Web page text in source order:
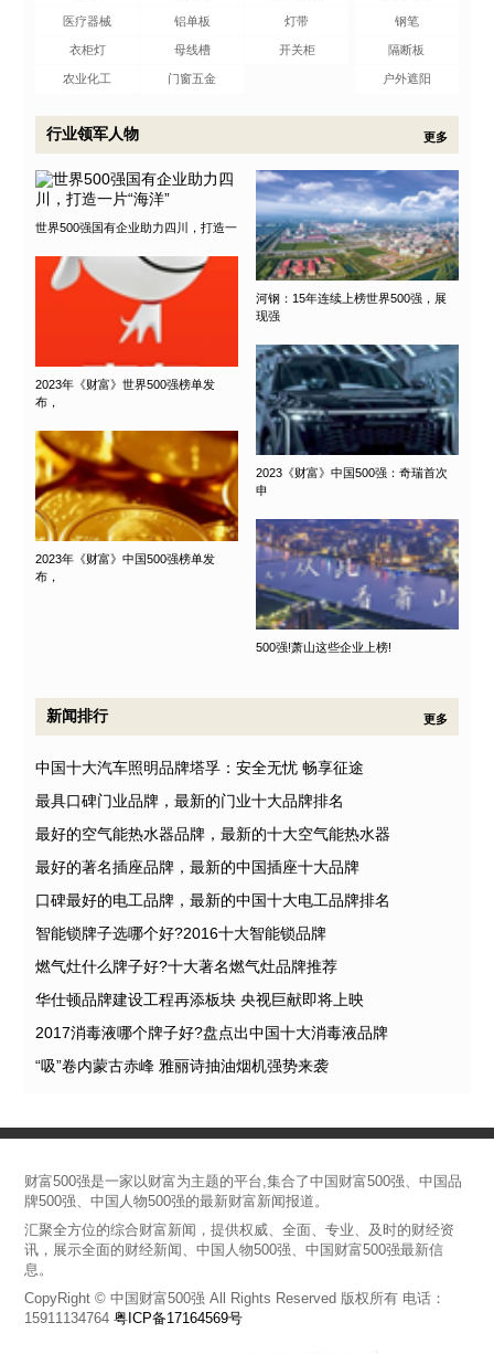
医疗器械 铝单板 钢笔
灯带
衣柜灯 母线槽 隔断板
开关柜
农业化工 门窗五金 户外遮阳
行业领军人物 更多
世界500强国有企业助力四川，打造一
河钢：15年连续上榜世界500强，展
现强
2023年《财富》世界500强榜单发
布，
2023《财富》中国500强：奇瑞首次
申
2023年《财富》中国500强榜单发
布，
500强!萧山这些企业上榜!
新闻排行 更多
中国十大汽车照明品牌塔孚：安全无忧 畅享征途
最具口碑门业品牌，最新的门业十大品牌排名
最好的空气能热水器品牌，最新的十大空气能热水器
最好的著名插座品牌，最新的中国插座十大品牌
口碑最好的电工品牌，最新的中国十大电工品牌排名
智能锁牌子选哪个好?2016十大智能锁品牌
燃气灶什么牌子好?十大著名燃气灶品牌推荐
华仕顿品牌建设工程再添板块 央视巨献即将上映
2017消毒液哪个牌子好?盘点出中国十大消毒液品牌
“吸”卷内蒙古赤峰 雅丽诗抽油烟机强势来袭
财富500强是一家以财富为主题的平台,集合了中国财富500强、中国品
牌500强、中国人物500强的最新财富新闻报道。
汇聚全方位的综合财富新闻，提供权威、全面、专业、及时的财经资
讯，展示全面的财经新闻、中国人物500强、中国财富500强最新信
息。
CopyRight © 中国财富500强 All Rights Reserved 版权所有 电话：
15911134764粤ICP备17164569号